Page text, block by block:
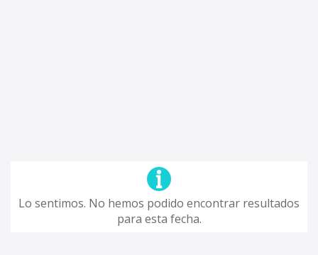
Lo sentimos. No hemos podido encontrar resultados
para esta fecha.